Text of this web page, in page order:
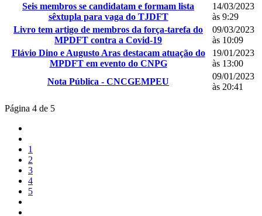
Seis membros se candidatam e formam lista
sêxtupla para vaga do TJDFT
14/03/2023
às 9:29
Livro tem artigo de membros da força-tarefa do
MPDFT contra a Covid-19
09/03/2023
às 10:09
Flávio Dino e Augusto Aras destacam atuação do
MPDFT em evento do CNPG
19/01/2023
às 13:00
Nota Pública - CNCGEMPEU
09/01/2023
às 20:41
Página 4 de 5
1
2
3
4
5